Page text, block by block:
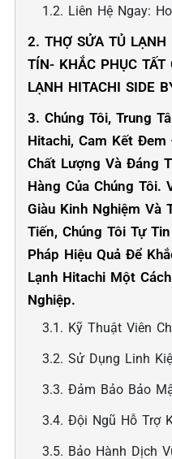
1.2. Liên Hệ Ngay:
2. THỢ SỬA TỦ LẠNH
TÍN- KHẮC PHỤC TẤT
LẠNH HITACHI SIDE
3. Chúng Tôi, Trung
Hitachi, Cam Kết Đem
Chất Lượng Và Đáng
Hàng Của Chúng Tôi.
Giàu Kinh Nghiệm Và
Tiến, Chúng Tôi Tự
Pháp Hiệu Quả Để
Lạnh Hitachi Một
Nghiệp.
3.1. Kỹ Thuật Viên
3.2. Sử Dụng Linh
3.3. Đảm Bảo Bảo
3.4. Đội Ngũ Hỗ Trợ
3.5. Bảo Hành Dịch